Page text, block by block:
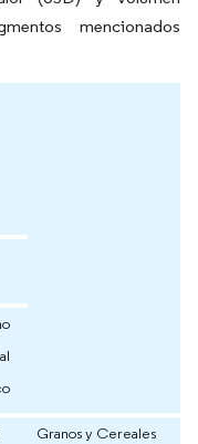
mencionados
Granos y Cereales